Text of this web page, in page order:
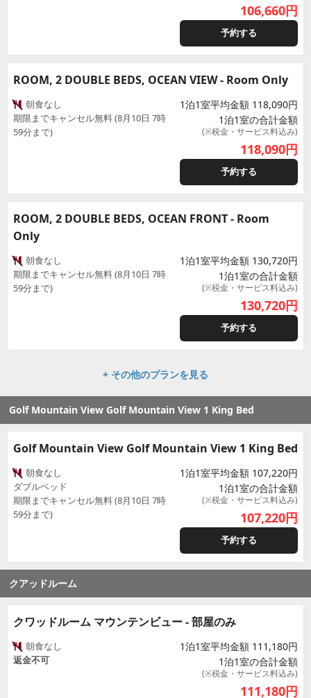
106,660円
予約する
ROOM, 2 DOUBLE BEDS, OCEAN VIEW - Room Only
朝食なし
期限までキャンセル無料 (8月10日 7時
59分まで)
1泊1室平均金額 118,090円
1泊1室の合計金額
(※税金・サービス料込み)
118,090円
予約する
ROOM, 2 DOUBLE BEDS, OCEAN FRONT - Room
Only
朝食なし
期限までキャンセル無料 (8月10日 7時
59分まで)
1泊1室平均金額 130,720円
1泊1室の合計金額
(※税金・サービス料込み)
130,720円
予約する
+ その他のプランを見る
Golf Mountain View Golf Mountain View 1 King Bed
Golf Mountain View Golf Mountain View 1 King Bed
朝食なし
ダブルベッド
期限までキャンセル無料 (8月10日 7時
59分まで)
1泊1室平均金額 107,220円
1泊1室の合計金額
(※税金・サービス料込み)
107,220円
予約する
クアッドルーム
クワッドルーム マウンテンビュー - 部屋のみ
朝食なし
返金不可
1泊1室平均金額 111,180円
1泊1室の合計金額
(※税金・サービス料込み)
111,180円